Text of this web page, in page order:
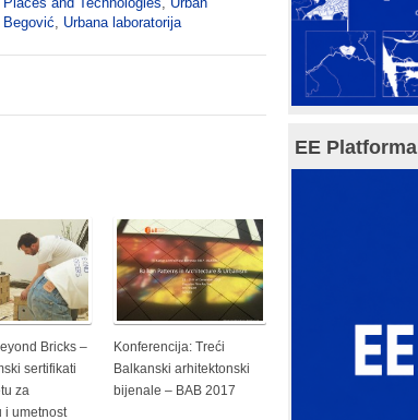
Urbana laboratorija
Bricks –
sertifikati
za
i umetnost
Konferencija: Treći
Balkanski arhitektonski
bijenale – BAB 2017
EE Platforma